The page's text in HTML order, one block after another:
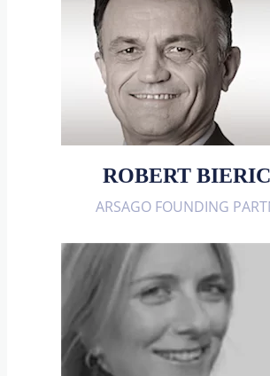
ROBERT
ARSAGO FOUNDING